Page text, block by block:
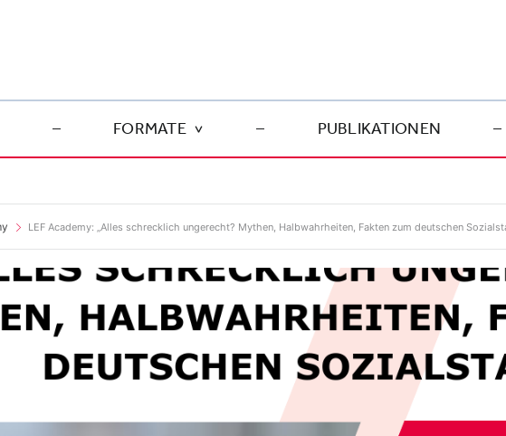
– FORMATE – PUBLIKATIONEN –
LEF Academy: „Alles schrecklich ungerecht? Mythen, Halbwahrheiten, Fakten zum deutschen